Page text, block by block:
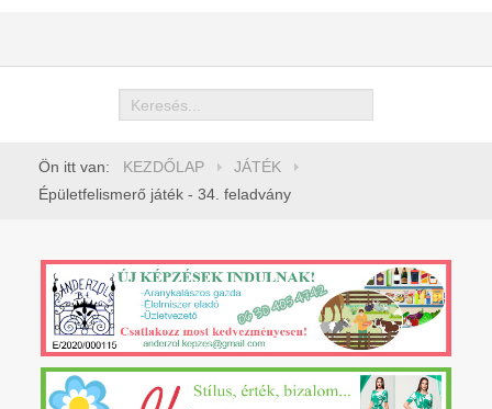
Keresés
Ön itt van: KEZDŐLAP
JÁTÉK
Épületfelismerő játék - 34. feladvány